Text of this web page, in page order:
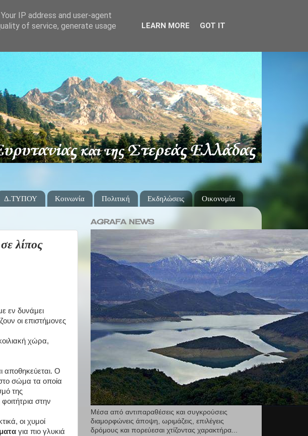
Δ.ΤΥΠΟΥ Κοινωνία Πολιτική Εκδηλώσεις Οικονομία
λίπος
εν δυνάμει
οι επιστήμονες
χώρα,
αποθηκεύεται. Ο
σώμα τα οποία
της
στην
οι χυμοί
για πιο γλυκιά
AGRAFA NEWS
Μέσα από αντιπαραθέσεις και συγκρούσεις
διαμορφώνεις άποψη, ωριμάζεις, επιλέγεις
δρόμους και πορεύεσαι χτίζοντας χαρακτήρα...
IP address and user-agent
of service, generate usage
LEARN MORE GOT IT